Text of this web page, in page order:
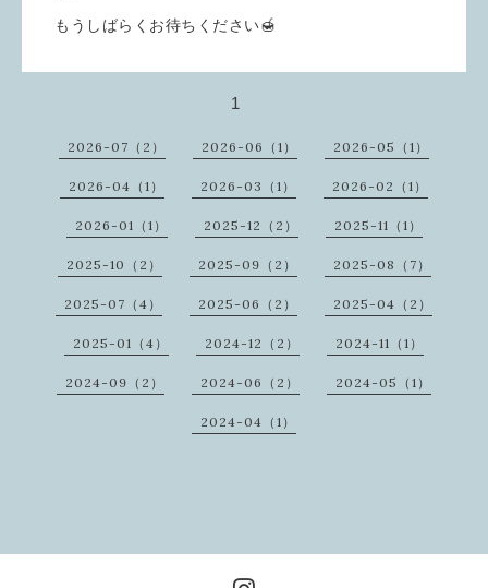
もうしばらくお待ちください🍯
1
2026-07（2） 2026-06（1） 2026-05（1）
2026-04（1） 2026-03（1） 2026-02（1）
2026-01（1） 2025-12（2） 2025-11（1）
2025-10（2） 2025-09（2） 2025-08（7）
2025-07（4） 2025-06（2） 2025-04（2）
2025-01（4） 2024-12（2） 2024-11（1）
2024-09（2） 2024-06（2） 2024-05（1）
2024-04（1）